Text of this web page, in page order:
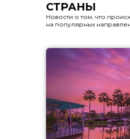
СТРАНЫ
Новости о том, что
на популярных